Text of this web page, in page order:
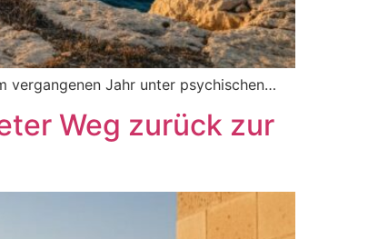
vergangenen Jahr unter psychischen…
Weg zurück zur